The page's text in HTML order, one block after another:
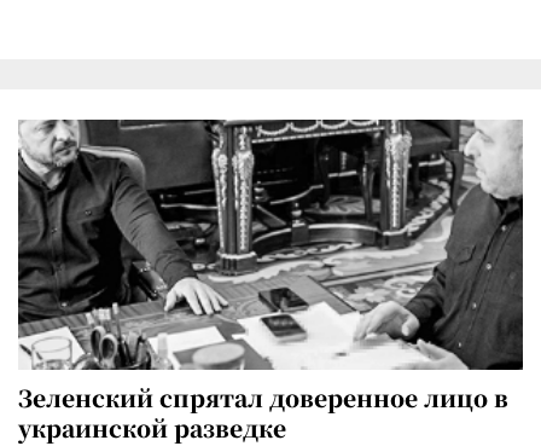
Зеленский спрятал доверенное лицо в
украинской разведке